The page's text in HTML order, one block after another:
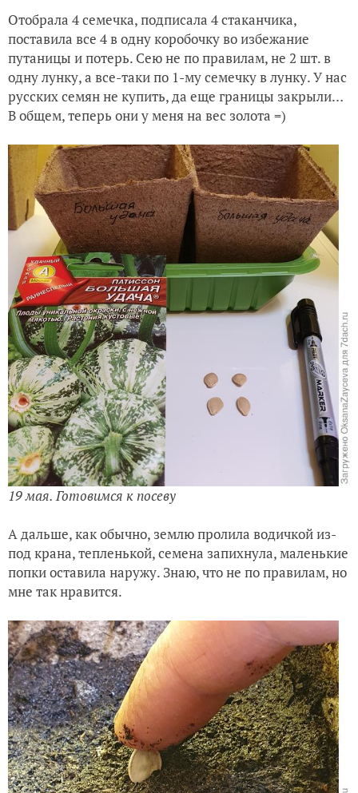
Отобрала 4 семечка, подписала 4 стаканчика,
поставила все 4 в одну коробочку во избежание
путаницы и потерь. Сею не по правилам, не 2 шт. в
одну лунку, а все-таки по 1-му семечку в лунку. У нас
русских семян не купить, да еще границы закрыли…
В общем, теперь они у меня на вес золота =)
19 мая. Готовимся к посеву
А дальше, как обычно, землю пролила водичкой из-
под крана, тепленькой, семена запихнула, маленькие
попки оставила наружу. Знаю, что не по правилам, но
мне так нравится.